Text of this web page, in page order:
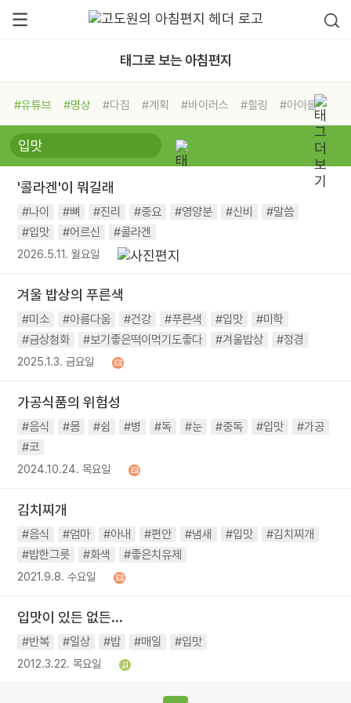
태그로 보는 아침편지
#유튜브 #명상 #다짐 #계획 #바이러스 #힐링
#아이들
#비전캠프
#독서캠프 #삶
#희망
#나눔 #친구 #링컨학교
#독서
#건강 #면역력
'콜라겐'이 뭐길래
#나이 #뼈 #진리 #중요 #영양분 #신비
#말씀
#입맛
#어르신 #콜라겐
2026.5.11. 월요일
겨울 밥상의 푸른색
#미소 #아름다움 #건강 #푸른색 #입맛
#미학
#금상첨화
#보기좋은떡이먹기도좋다 #겨울밥상 #정경
2025.1.3. 금요일
가공식품의 위험성
#음식 #몸 #쉼 #병 #독 #눈 #중독 #입맛
#가공
#코
2024.10.24. 목요일
김치찌개
#음식 #엄마 #아내 #편안 #냄새 #입맛
#김치찌개
#밥한그릇
#화색 #좋은치유제
2021.9.8. 수요일
입맛이 있든 없든...
#반복 #일상 #밥 #매일 #입맛
2012.3.22. 목요일